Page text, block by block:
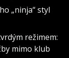
„ninja“ styl
režimem:
mimo klub